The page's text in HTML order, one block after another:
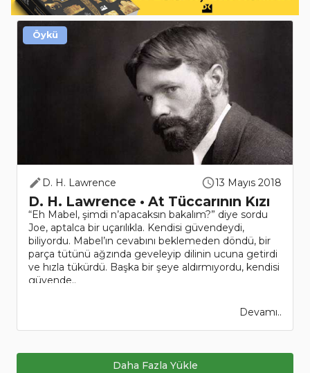
D. H. Lawrence 13 Mayıs 2018
D. H. Lawrence • At Tüccarının Kızı
“Eh Mabel, şimdi n’apacaksın bakalım?” diye sordu
Joe, aptalca bir uçarılıkla. Kendisi güvendeydi,
biliyordu. Mabel’ın cevabını beklemeden döndü, bir
parça tütünü ağzında geveleyip dilinin ucuna getirdi
ve hızla tükürdü. Başka bir şeye aldırmıyordu, kendisi
güvende..
Devamı..
Öykü
Daha Fazla Yükle